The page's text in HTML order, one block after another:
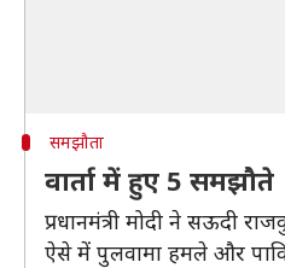
समझौता
वार्ता में हुए 5 समझौते
प्रधानमंत्री मोदी ने सऊदी
ऐसे में पुलवामा हमले और